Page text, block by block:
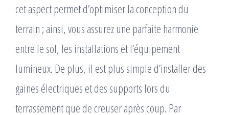
cet aspect permet d’optimiser la conception du
terrain ; ainsi, vous assurez une parfaite harmonie
entre le sol, les installations et l’équipement
lumineux. De plus, il est plus simple d’installer des
gaines électriques et des supports lors du
terrassement que de creuser après coup. Par